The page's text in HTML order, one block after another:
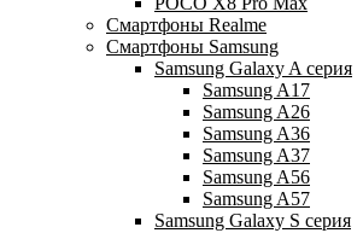
Смартфоны Realme
Смартфоны Samsung
Samsung Galaxy A серия
Samsung A17
Samsung A26
Samsung A36
Samsung A37
Samsung A56
Samsung A57
Samsung Galaxy S серия